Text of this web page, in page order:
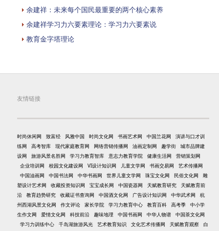
余建祥：未来每个国民最重要的两个核心素养
余建祥学习力六要素理论：学习力六要素说
教育金字塔理论
友情链接
时尚休闲网 致富经 风雅中国 时尚文化网 书画艺术网 中国兰花网
演讲与口才训
练网
高考智库 现代家庭教育网 网络营销传播网 油画定制网 趣学街
城市品牌建
设网
旅游风景名胜网 学习力教育智库 意志力教育学院 健康生活网
营销策划网
企业培训网
校园文化建设网 VI设计知识网 儿童文学网 书画交易网
艺术传播网
中国油画网
中国书法网 中华书画网 世界儿童文学网 珠宝文化网 民俗文化网
雕
塑设计艺术网
收藏投资知识网 宝宝成长网 中国瓷器网 天赋教育研究
天赋教育前
沿
教育趋势研究 收藏证书查询网 中国酒文化网 广告设计知识网 中华武术网
杭
州西湖风景文化网
作文评论 家长学院 学习力教育中心 教育百科 高考季
中小学
生作文网
爱情文化网 科技前沿 趣味地理 中国书画网 中华人物谱
中国茶文化网
学习力训练中心
千岛湖旅游风光 艺术教育知识 文化艺术传播网 天赋教育观察
白